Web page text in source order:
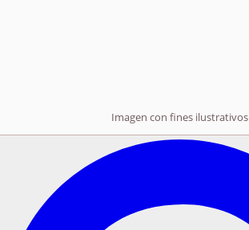
Imagen con fines ilustrativos